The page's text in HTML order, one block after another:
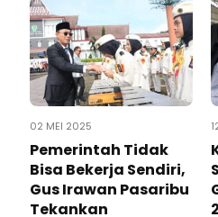
02 MEI 2025
Pemerintah Tidak
Bisa Bekerja Sendiri,
Gus Irawan Pasaribu
Tekankan